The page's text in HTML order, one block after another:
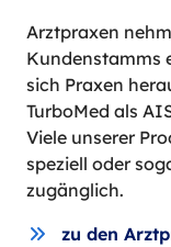
Arztpraxen
Kundenstamms
sich Praxen
TurboMed als
Viele unserer
speziell oder
zugänglich.
zu den